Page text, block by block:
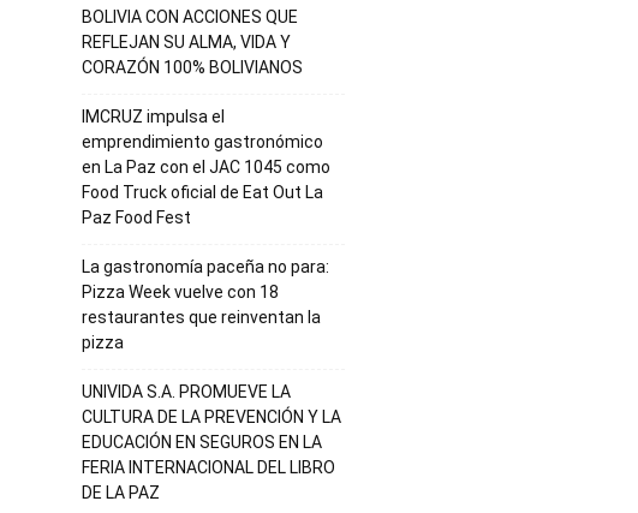
BOLIVIA CON ACCIONES QUE
REFLEJAN SU ALMA, VIDA Y
CORAZÓN 100% BOLIVIANOS
IMCRUZ impulsa el
emprendimiento gastronómico
en La Paz con el JAC 1045 como
Food Truck oficial de Eat Out La
Paz Food Fest
La gastronomía paceña no para:
Pizza Week vuelve con 18
restaurantes que reinventan la
pizza
UNIVIDA S.A. PROMUEVE LA
CULTURA DE LA PREVENCIÓN Y LA
EDUCACIÓN EN SEGUROS EN LA
FERIA INTERNACIONAL DEL LIBRO
DE LA PAZ